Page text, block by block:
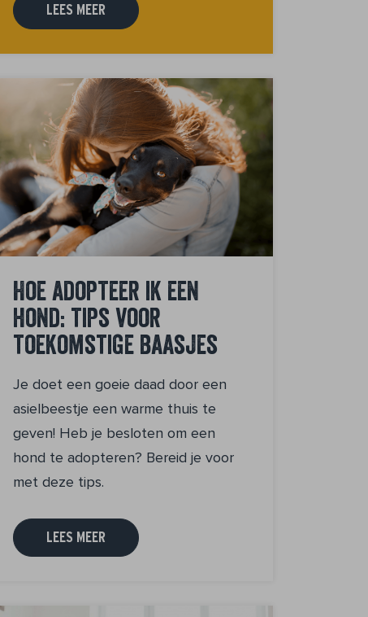
LEES MEER
Hoe adopteer ik een
hond: tips voor
toekomstige baasjes
Je doet een goeie daad door een
asielbeestje een warme thuis te
geven! Heb je besloten om een
hond te adopteren? Bereid je voor
met deze tips.
LEES MEER